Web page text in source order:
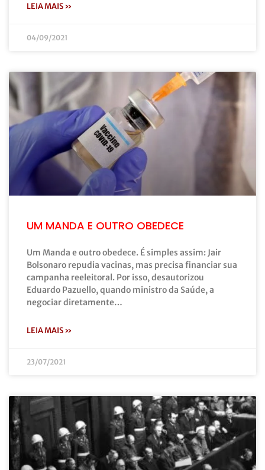
LEIA MAIS »
04/09/2021
UM MANDA E OUTRO OBEDECE
Um Manda e outro obedece. É simples assim: Jair
Bolsonaro repudia vacinas, mas precisa financiar sua
campanha reeleitoral. Por isso, desautorizou
Eduardo Pazuello, quando ministro da Saúde, a
negociar diretamente…
LEIA MAIS »
23/07/2021